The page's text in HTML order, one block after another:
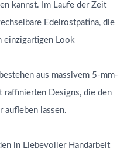
kannst. Im Laufe der Zeit
Edelrostpatina, die
einzigartigen Look
aus massivem 5-mm-
raffinierten Designs, die den
aufleben lassen.
in Liebevoller Handarbeit